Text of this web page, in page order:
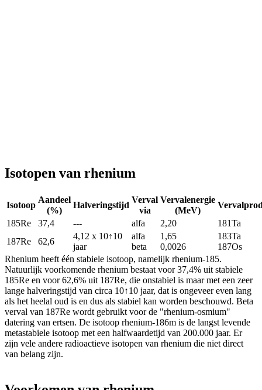
Isotopen van rhenium
Isotoop
Aandeel
(%)
Halveringstijd
Verval
via
Vervalenergie
(MeV)
185Re
37,4 --- alfa 2,20
181Ta
187Re
62,6
4,12 x 10↑10
jaar
alfa
beta
1,65
0,0026
183Ta
187Os
Rhenium heeft één stabiele isotoop, namelijk rhenium-185.
Natuurlijk voorkomende rhenium bestaat voor 37,4% uit stabiele
185Re en voor 62,6% uit 187Re, die onstabiel is maar met een zeer
lange halveringstijd van circa 10↑10 jaar, dat is ongeveer even lang
als het heelal oud is en dus als stabiel kan worden beschouwd. Beta
verval van 187Re wordt gebruikt voor de "rhenium-osmium"
datering van ertsen. De isotoop rhenium-186m is de langst levende
metastabiele isotoop met een halfwaardetijd van 200.000 jaar. Er
zijn vele andere radioactieve isotopen van rhenium die niet direct
van belang zijn.